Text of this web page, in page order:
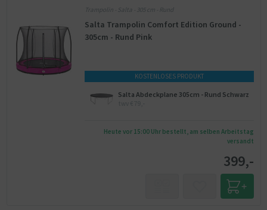
Trampolin - Salta - 305 cm - Rund
Salta Trampolin Comfort Edition Ground -
305cm - Rund Pink
KOSTENLOSES PRODUKT
Salta Abdeckplane 305cm - Rund Schwarz
Heute vor 15:00 Uhr bestellt, am selben Arbeitstag
versandt
399,-